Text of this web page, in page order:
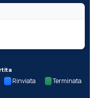
Rinviata Terminata